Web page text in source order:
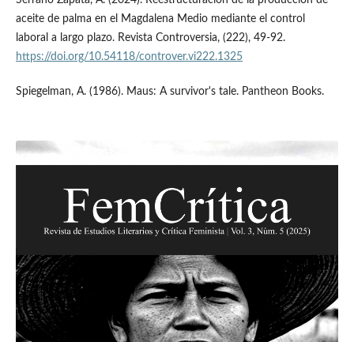
aceite de palma en el Magdalena Medio mediante el control
laboral a largo plazo. Revista Controversia, (222), 49-92.
https://doi.org/10.54118/controver.vi222.1325
Spiegelman, A. (1986). Maus: A survivor's tale. Pantheon Books.